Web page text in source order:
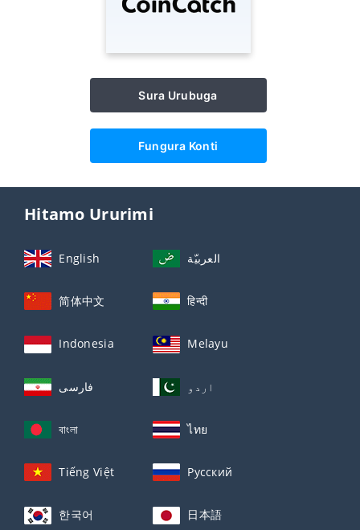
Sura Urubuga
Fungura Konti
Hitamo Ururimi
English العربيّة
简体中文 हिन्दी
Indonesia Melayu
فارسی اردو
বাংলা ไทย
Tiếng Việt Русский
한국어 日本語